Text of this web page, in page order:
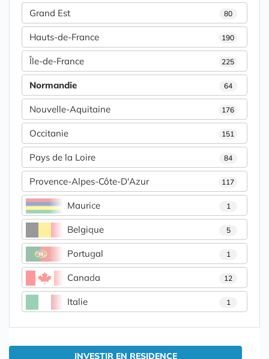
Grand Est 80
Hauts-de-France 190
Île-de-France 225
Normandie 64
Nouvelle-Aquitaine 176
Occitanie 151
Pays de la Loire 84
Provence-Alpes-Côte-D'Azur 117
Maurice 1
Belgique 5
Portugal 1
Canada 12
Italie 1
INVESTIR EN RESIDENCE